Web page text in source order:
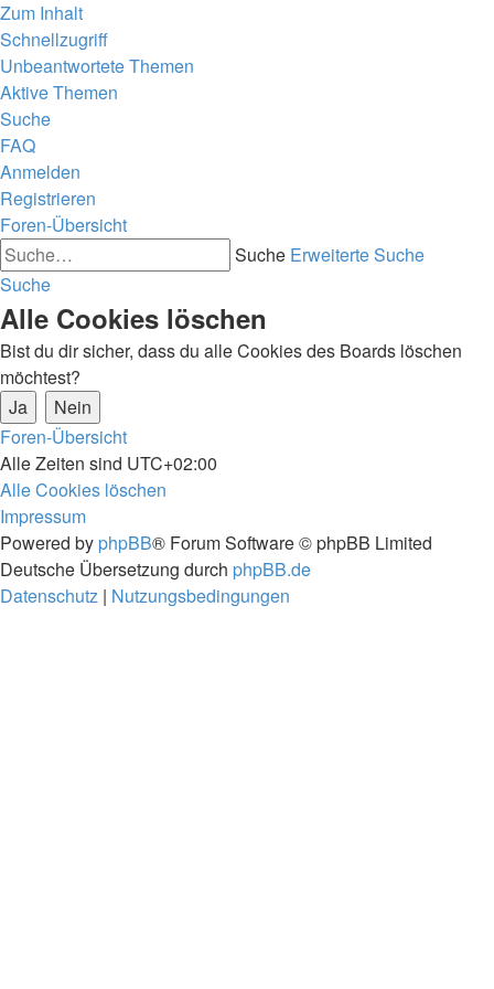
Zum Inhalt
Schnellzugriff
Unbeantwortete Themen
Aktive Themen
Suche
FAQ
Anmelden
Registrieren
Foren-Übersicht
Suche Erweiterte Suche
Suche
Alle Cookies löschen
Bist du dir sicher, dass du alle Cookies des Boards löschen
möchtest?
Foren-Übersicht
Alle Zeiten sind UTC+02:00
Alle Cookies löschen
Impressum
Powered by phpBB® Forum Software © phpBB Limited
Deutsche Übersetzung durch phpBB.de
Datenschutz | Nutzungsbedingungen